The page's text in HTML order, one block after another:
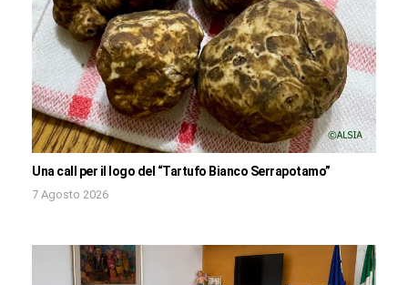
Una call per il logo del “Tartufo Bianco Serrapotamo”
7 Agosto 2026